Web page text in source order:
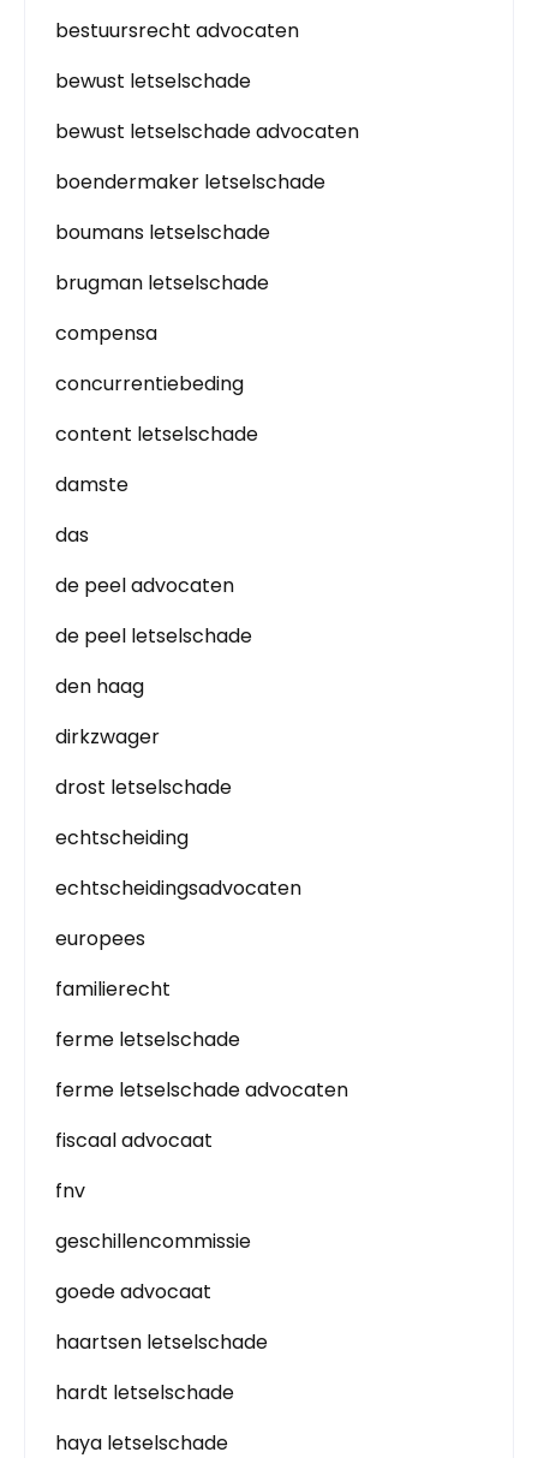
bestuursrecht advocaten
bewust letselschade
bewust letselschade advocaten
boendermaker letselschade
boumans letselschade
brugman letselschade
compensa
concurrentiebeding
content letselschade
damste
das
de peel advocaten
de peel letselschade
den haag
dirkzwager
drost letselschade
echtscheiding
echtscheidingsadvocaten
europees
familierecht
ferme letselschade
ferme letselschade advocaten
fiscaal advocaat
fnv
geschillencommissie
goede advocaat
haartsen letselschade
hardt letselschade
haya letselschade